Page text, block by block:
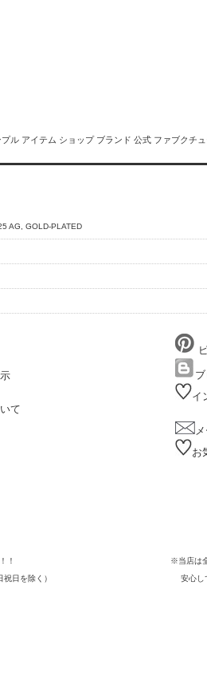
ル アイテム ショップ ブランド 公式 ファブクチ
AG, GOLD-PLATED
て
イ
お
！
祝日を除く）
※当店は
安心し